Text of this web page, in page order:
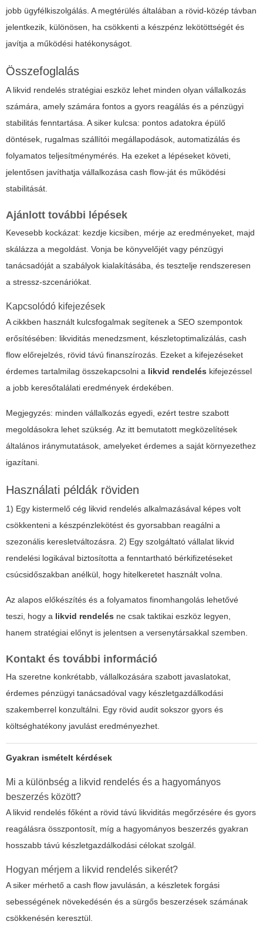
jobb ügyfélkiszolgálás. A megtérülés általában a rövid-közép távban
jelentkezik, különösen, ha csökkenti a készpénz lekötöttségét és
javítja a működési hatékonyságot.
Összefoglalás
A likvid rendelés stratégiai eszköz lehet minden olyan vállalkozás
számára, amely számára fontos a gyors reagálás és a pénzügyi
stabilitás fenntartása. A siker kulcsa: pontos adatokra épülő
döntések, rugalmas szállítói megállapodások, automatizálás és
folyamatos teljesítménymérés. Ha ezeket a lépéseket követi,
jelentősen javíthatja vállalkozása cash flow-ját és működési
stabilitását.
Ajánlott további lépések
Kevesebb kockázat: kezdje kicsiben, mérje az eredményeket, majd
skálázza a megoldást. Vonja be könyvelőjét vagy pénzügyi
tanácsadóját a szabályok kialakításába, és tesztelje rendszeresen
a stressz-szcenáriókat.
Kapcsolódó kifejezések
A cikkben használt kulcsfogalmak segítenek a SEO szempontok
erősítésében: likviditás menedzsment, készletoptimalizálás, cash
flow előrejelzés, rövid távú finanszírozás. Ezeket a kifejezéseket
érdemes tartalmilag összekapcsolni a likvid rendelés kifejezéssel
a jobb keresőtalálati eredmények érdekében.
Megjegyzés: minden vállalkozás egyedi, ezért testre szabott
megoldásokra lehet szükség. Az itt bemutatott megközelítések
általános iránymutatások, amelyeket érdemes a saját környezethez
igazítani.
Használati példák röviden
1) Egy kistermelő cég likvid rendelés alkalmazásával képes volt
csökkenteni a készpénzlekötést és gyorsabban reagálni a
szezonális keresletváltozásra. 2) Egy szolgáltató vállalat likvid
rendelési logikával biztosította a fenntartható bérkifizetéseket
csúcsidőszakban anélkül, hogy hitelkeretet használt volna.
Az alapos előkészítés és a folyamatos finomhangolás lehetővé
teszi, hogy a likvid rendelés ne csak taktikai eszköz legyen,
hanem stratégiai előnyt is jelentsen a versenytársakkal szemben.
Kontakt és további információ
Ha szeretne konkrétabb, vállalkozására szabott javaslatokat,
érdemes pénzügyi tanácsadóval vagy készletgazdálkodási
szakemberrel konzultálni. Egy rövid audit sokszor gyors és
költséghatékony javulást eredményezhet.
Gyakran ismételt kérdések
Mi a különbség a likvid rendelés és a hagyományos
beszerzés között?
A likvid rendelés főként a rövid távú likviditás megőrzésére és gyors
reagálásra összpontosít, míg a hagyományos beszerzés gyakran
hosszabb távú készletgazdálkodási célokat szolgál.
Hogyan mérjem a likvid rendelés sikerét?
A siker mérhető a cash flow javulásán, a készletek forgási
sebességének növekedésén és a sürgős beszerzések számának
csökkenésén keresztül.